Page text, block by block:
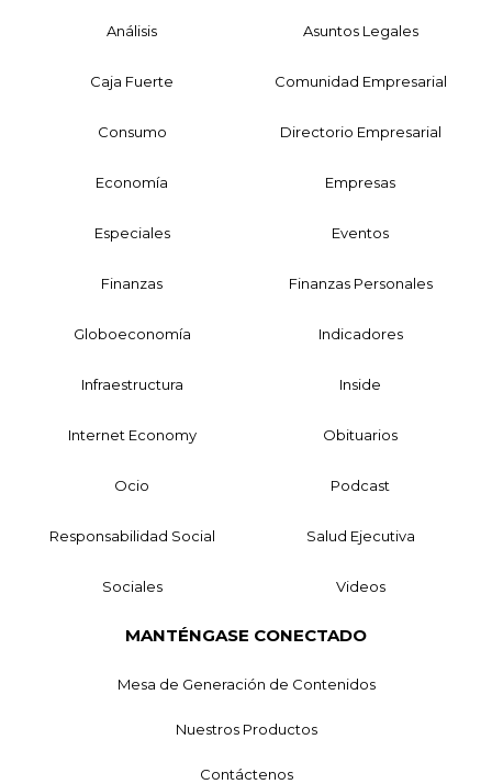
Análisis Asuntos Legales
Caja Fuerte Comunidad Empresarial
Consumo Directorio Empresarial
Economía Empresas
Especiales Eventos
Finanzas Finanzas Personales
Globoeconomía Indicadores
Infraestructura Inside
Internet Economy Obituarios
Ocio Podcast
Responsabilidad Social Salud Ejecutiva
Sociales Videos
MANTÉNGASE CONECTADO
Mesa de Generación de Contenidos
Nuestros Productos
Contáctenos